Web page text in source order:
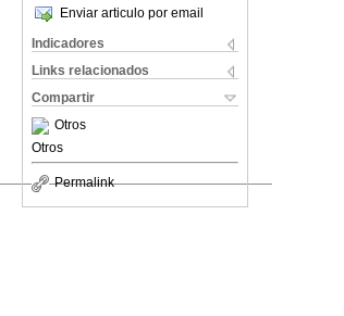
Enviar articulo por email
Indicadores
Links relacionados
Compartir
Otros
Otros
Permalink